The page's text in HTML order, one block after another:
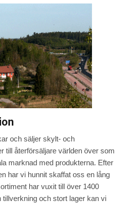
och säljer skylt- och
till återförsäljare världen över som
marknad med produkterna. Efter
har vi hunnit skaffat oss en lång
har vuxit till över 1400
tillverkning och stort lager kan vi